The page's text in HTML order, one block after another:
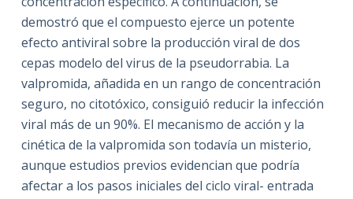
demostró que el compuesto ejerce un potente
efecto antiviral sobre la producción viral de dos
cepas modelo del virus de la pseudorrabia. La
valpromida, añadida en un rango de concentración
seguro, no citotóxico, consiguió reducir la infección
viral más de un 90%. El mecanismo de acción y la
cinética de la valpromida son todavía un misterio,
aunque estudios previos evidencian que podría
afectar a los pasos iniciales del ciclo viral- entrada